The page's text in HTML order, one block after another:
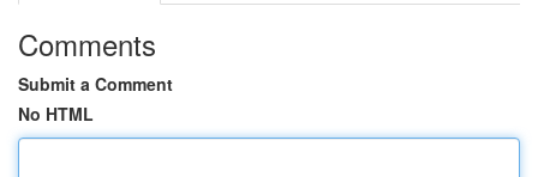
Comments
Submit a Comment
No HTML